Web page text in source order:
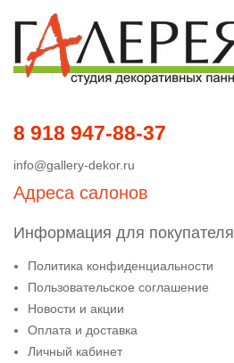
8 918 947-88-37
info@gallery-dekor.ru
Адреса салонов
Информация для покупателя
Политика конфиденциальности
Пользовательское соглашение
Новости и акции
Оплата и доставка
Личный кабинет